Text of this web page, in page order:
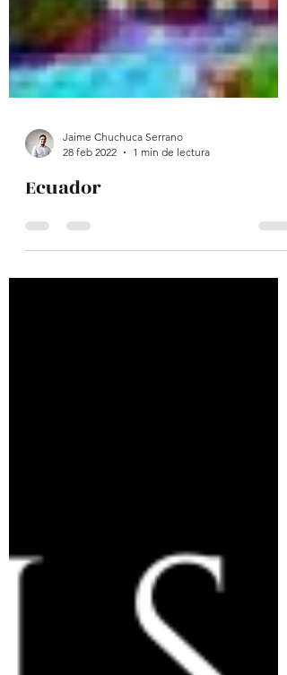
Jaime Chuchuca Serrano
28 feb 2022
Ecuador